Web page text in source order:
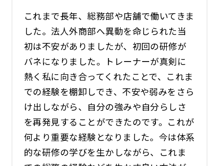
これまで長年、総務部や店舗で働いてきま
した。法人外商部へ異動を命じられた当
初は不安がありましたが、初回の研修が
バネになりました。トレーナーが真剣に
熱く私に向き合ってくれたことで、これま
での経験を棚卸しでき、不安や弱みをさら
け出しながら、自分の強みや自分らしさ
を再発見することができたのです。これが
何より重要な経験となりました。今は体系
的な研修の学びを生かしながら、これま